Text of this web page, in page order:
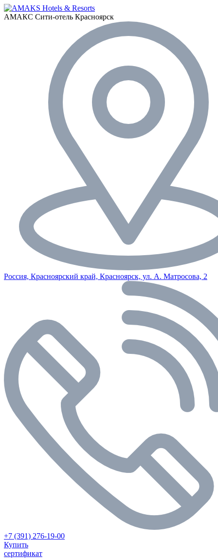
АМАКС Сити-отель Красноярск
Россия, Красноярский край, Красноярск, ул. А. Матросова, 2
+7 (391) 276-19-00
Купить
сертификат